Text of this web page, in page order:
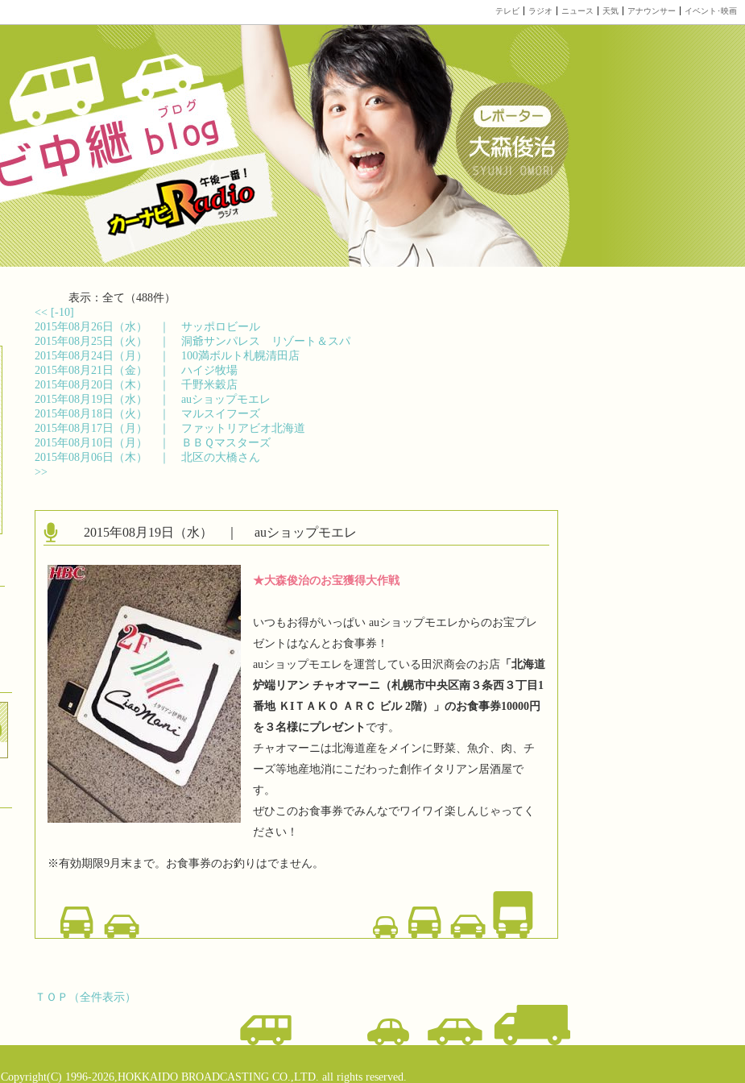
テレビ ラジオ ニュース 天気 アナウンサー イベント･映画
表示：全て（488件）
<< [-10]
2015年08月26日（水） ｜ サッポロビール
2015年08月25日（火） ｜ 洞爺サンパレス リゾート＆スパ
2015年08月24日（月） ｜ 100満ボルト札幌清田店
2015年08月21日（金） ｜ ハイジ牧場
2015年08月20日（木） ｜ 千野米穀店
2015年08月19日（水） ｜ auショップモエレ
2015年08月18日（火） ｜ マルスイフーズ
2015年08月17日（月） ｜ ファットリアビオ北海道
2015年08月10日（月） ｜
ＢＢＱマスターズ
2015年08月06日（木） ｜ 北区の大橋さん
>>
2015年08月19日（水） ｜ auショップモエレ
★大森俊治のお宝獲得大作戦
いつもお得がいっぱい auショップモエレからのお宝プレ
ゼントはなんとお食事券！
auショップモエレを運営している田沢商会のお店 「北海道
炉端リアン チャオマーニ（札幌市中央区南３条西３丁目1
番地 ＫIＴＡＫＯ ＡＲＣ ビル 2階）」のお食事券10000円
を３名様にプレゼント です。
チャオマーニは北海道産をメインに野菜、魚介、肉、チ
ーズ等地産地消にこだわった創作イタリアン居酒屋で
す。
ぜひこのお食事券でみんなでワイワイ楽しんじゃってく
ださい！
※有効期限9月末まで。お食事券のお釣りはでません。
ＴＯＰ（全件表示）
Copyright(C) 1996-2026,HOKKAIDO BROADCASTING CO.,LTD. all rights reserved.